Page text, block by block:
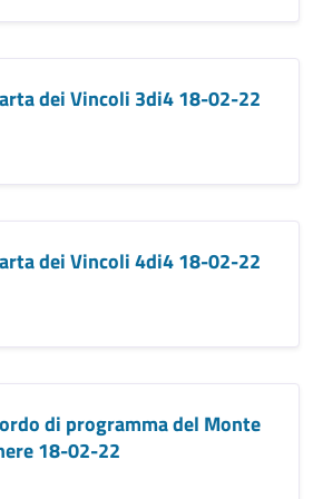
dei Vincoli 3di4 18-02-22
dei Vincoli 4di4 18-02-22
di programma del Monte
18-02-22